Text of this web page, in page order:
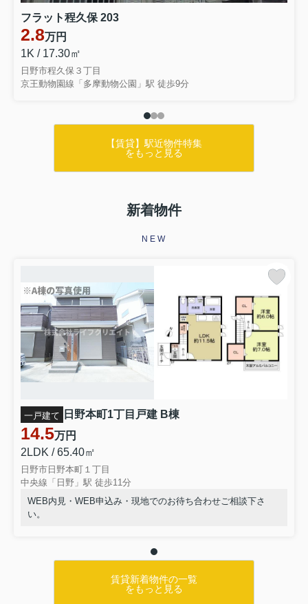
フラット程久保 203
2.8万円
1K / 17.30㎡
日野市程久保３丁目
京王動物園線「多摩動物公園」駅 徒歩9分
【賃貸】駅近物件特集
をもっと見る
新着物件
NEW
一戸建て 日野本町1丁目戸建 B棟
14.5万円
2LDK / 65.40㎡
日野市日野本町１丁目
中央線「日野」駅 徒歩11分
WEB内見・WEB申込み・現地でのお待ち合わせご相談下さ
い。
賃貸新着物件の一覧
をもっと見る